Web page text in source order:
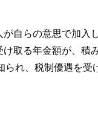
自らの意思で加
け取る年金額が、
られ、税制優遇を